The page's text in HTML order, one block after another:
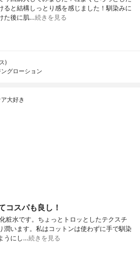
ると結構しっとり感を感じました！馴染みに
た後に肌…続きを見る
)
グローション
大好き
コスパも良し！
粧水です。ちょっとトロッとしたテクスチ
潤います。私はコットンは使わずに手で馴染
うにし…続きを見る